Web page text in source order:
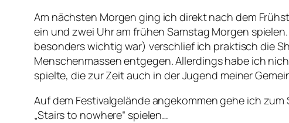
Am nächsten Morgen ging ich direkt nach dem
ein und zwei Uhr am frühen Samstag Morgen
besonders wichtig war) verschlief ich praktisch die
Menschenmassen entgegen. Allerdings habe ich
spielte, die zur Zeit auch in der Jugend meiner
Auf dem Festivalgelände angekommen gehe ich
„Stairs to nowhere“ spielen…